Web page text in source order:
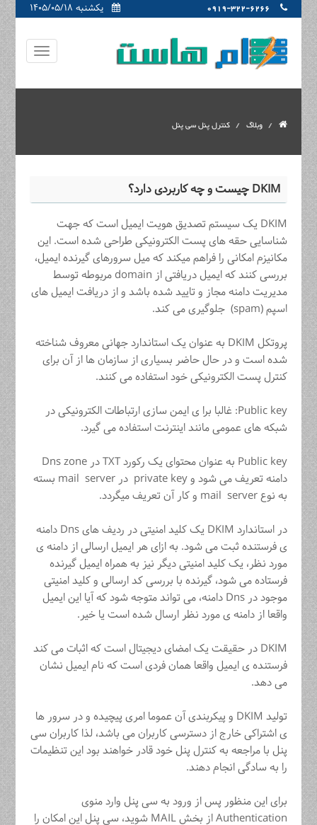
یکشنبه ۱۴۰۵/۰۵/۱۸ 0919-322-6266
وبلاگ کنترل پنل سی پنل
DKIM چیست و چه کاربردی دارد؟
DKIM یک سیستم تصدیق هویت ایمیل است که جهت
شناسایی حقه های پست الکترونیکی طراحی شده است. این
مکانیزم امکانی را فراهم میکند که میل سرورهای گیرنده ایمیل،
بررسی کنند که ایمیل دریافتی از domain مربوطه توسط
مدیریت دامنه مجاز و تایید شده باشد و از دریافت ایمیل های
اسپم (spam) جلوگیری می کند.
پروتکل DKIM به عنوان یک استاندارد جهانی معروف شناخته
شده است و در حال حاضر بسیاری از سازمان ها از آن برای
کنترل پست الکترونیکی خود استفاده می کنند.
Public key: غالبا برا ی ایمن سازی ارتباطات الکترونیکی در
شبکه های عمومی مانند اینترنت استفاده می گیرد.
Public key به عنوان محتوای یک رکورد TXT در Dns zone
دامنه تعریف می شود و private key در mail server بسته
به نوع mail server و کار آن تعریف میگردد.
در استاندارد DKIM یک کلید امنیتی در ردیف های Dns دامنه
ی فرستنده ثبت می شود. به ازای هر ایمیل ارسالی از دامنه ی
مورد نظر، یک کلید امنیتی دیگر نیز به همراه ایمیل گیرنده
فرستاده می شود، گیرنده با بررسی کد ارسالی و کلید امنیتی
موجود در Dns دامنه، می تواند متوجه شود که آیا این ایمیل
واقعا از دامنه ی مورد نظر ارسال شده است یا خیر.
DKIM در حقیقت یک امضای دیجیتال است که اثبات می کند
فرستنده ی ایمیل واقعا همان فردی است که نام ایمیل نشان
می دهد.
تولید DKIM و پیکربندی آن عموما امری پیچیده و در سرور ها
ی اشتراکی خارج از دسترسی کاربران می باشد، لذا کاربران سی
پنل با مراجعه به کنترل پنل خود قادر خواهند بود این تنظیمات
را به سادگی انجام دهند.
برای این منظور پس از ورود به سی پنل وارد منوی
Authentication از بخش MAIL شوید، سی پنل این امکان را